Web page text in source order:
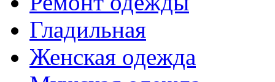
Гладильная
Женская одежда